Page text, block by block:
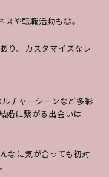
スや転職活動も◎。
り。カスタマイズなレ
チャーシーンなど多彩
婚に繋がる出会いは
なに気が合っても初対